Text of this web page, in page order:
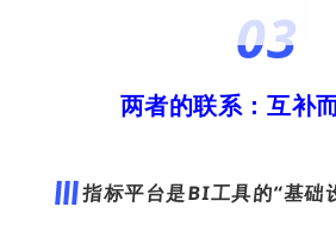
03
两者的联系：互补
指标平台是BI工具的“基础